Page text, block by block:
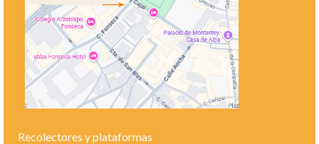
Recolectores y plataformas